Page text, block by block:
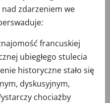
zdarzeniem we
francuskiej
ubiegłego stulecia
historyczne stało się
dyskusyjnym,
chociażby